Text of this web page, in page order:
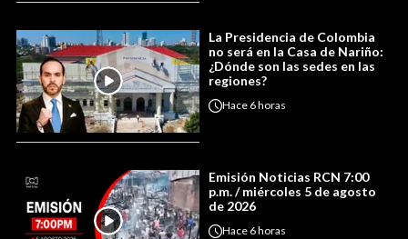
La Presidencia de Colombia
no será en la Casa de Nariño:
¿Dónde son las sedes en las
regiones?
Hace 6 horas
Emisión Noticias RCN 7:00
p.m. / miércoles 5 de agosto
de 2026
Hace 6 horas